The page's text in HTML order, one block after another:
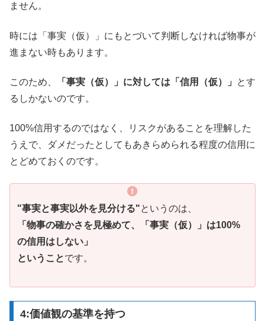
ません。
時には「事実（仮）」にもとづいて判断しなければ物事が
進まない時もあります。
このため、 「事実（仮）」に対しては「信用（仮）」
とす
るしかないのです。
100%信用するのではなく、リスクがあることを理解した
うえで、ダメだったとしてもあきらめられる程度の信用に
とどめておくのです。
"事実と事実以外を見分ける"というのは、
「物事の確かさを見極めて、「事実（仮）」は100%
の信用はしない」
ということです。
4:価値観の基準を持つ